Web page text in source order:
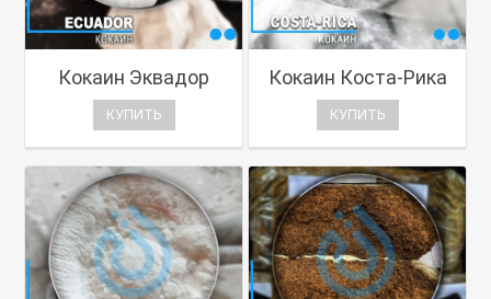
Кокаин Эквадор
КУПИТЬ
Кокаин Коста-Рика
КУПИТЬ